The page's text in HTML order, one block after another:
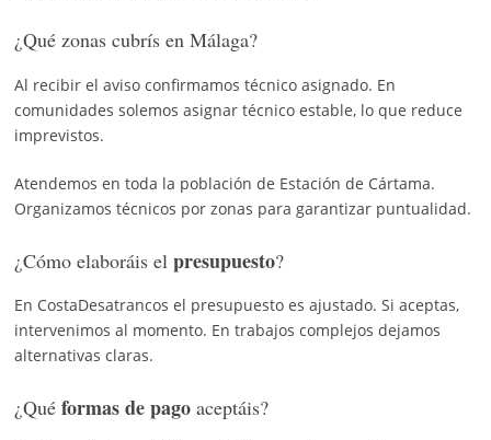
¿Qué zonas cubrís en Málaga?
Al recibir el aviso confirmamos técnico asignado. En
comunidades solemos asignar técnico estable, lo que reduce
imprevistos.
Atendemos en toda la población de Estación de Cártama.
Organizamos técnicos por zonas para garantizar puntualidad.
¿Cómo elaboráis el presupuesto?
En CostaDesatrancos el presupuesto es ajustado. Si aceptas,
intervenimos al momento. En trabajos complejos dejamos
alternativas claras.
¿Qué formas de pagoaceptáis?